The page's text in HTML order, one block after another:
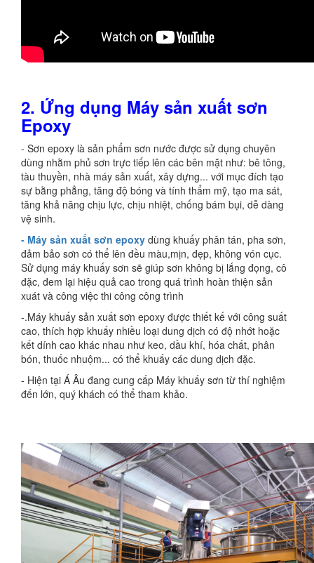
2. Ứng dụng Máy sản xuất sơn
Epoxy
- Sơn epoxy là sản phẩm sơn nước được sử dụng chuyên
dùng nhằm phủ sơn trực tiếp lên các bên mặt như: bê tông,
tàu thuyền, nhà máy sản xuất, xây dựng... với mục đích tạo
sự bằng phẳng, tăng độ bóng và tính thẩm mỹ, tạo ma sát,
tăng khả năng chịu lực, chịu nhiệt, chống bám bụi, dễ dàng
vệ sinh.
- Máy sản xuất sơn epoxy dùng khuấy phân tán, pha sơn,
đảm bảo sơn có thể lên đều màu,mịn, đẹp, không vón cục.
Sử dụng máy khuấy sơn sẽ giúp sơn không bị lắng đọng, cô
đặc, đem lại hiệu quả cao trong quá trình hoàn thiện sản
xuát và công việc thi công công trình
-.Máy khuấy sản xuất sơn epoxy được thiết kế với công suất
cao, thích hợp khuấy nhiều loại dung dịch có độ nhớt hoặc
kết dính cao khác nhau như keo, dầu khí, hóa chất, phân
bón, thuốc nhuộm... có thể khuấy các dung dịch đặc.
- Hiện tại Á Âu đang cung cấp Máy khuấy sơn từ thí nghiệm
đến lớn, quý khách có thể tham khảo.